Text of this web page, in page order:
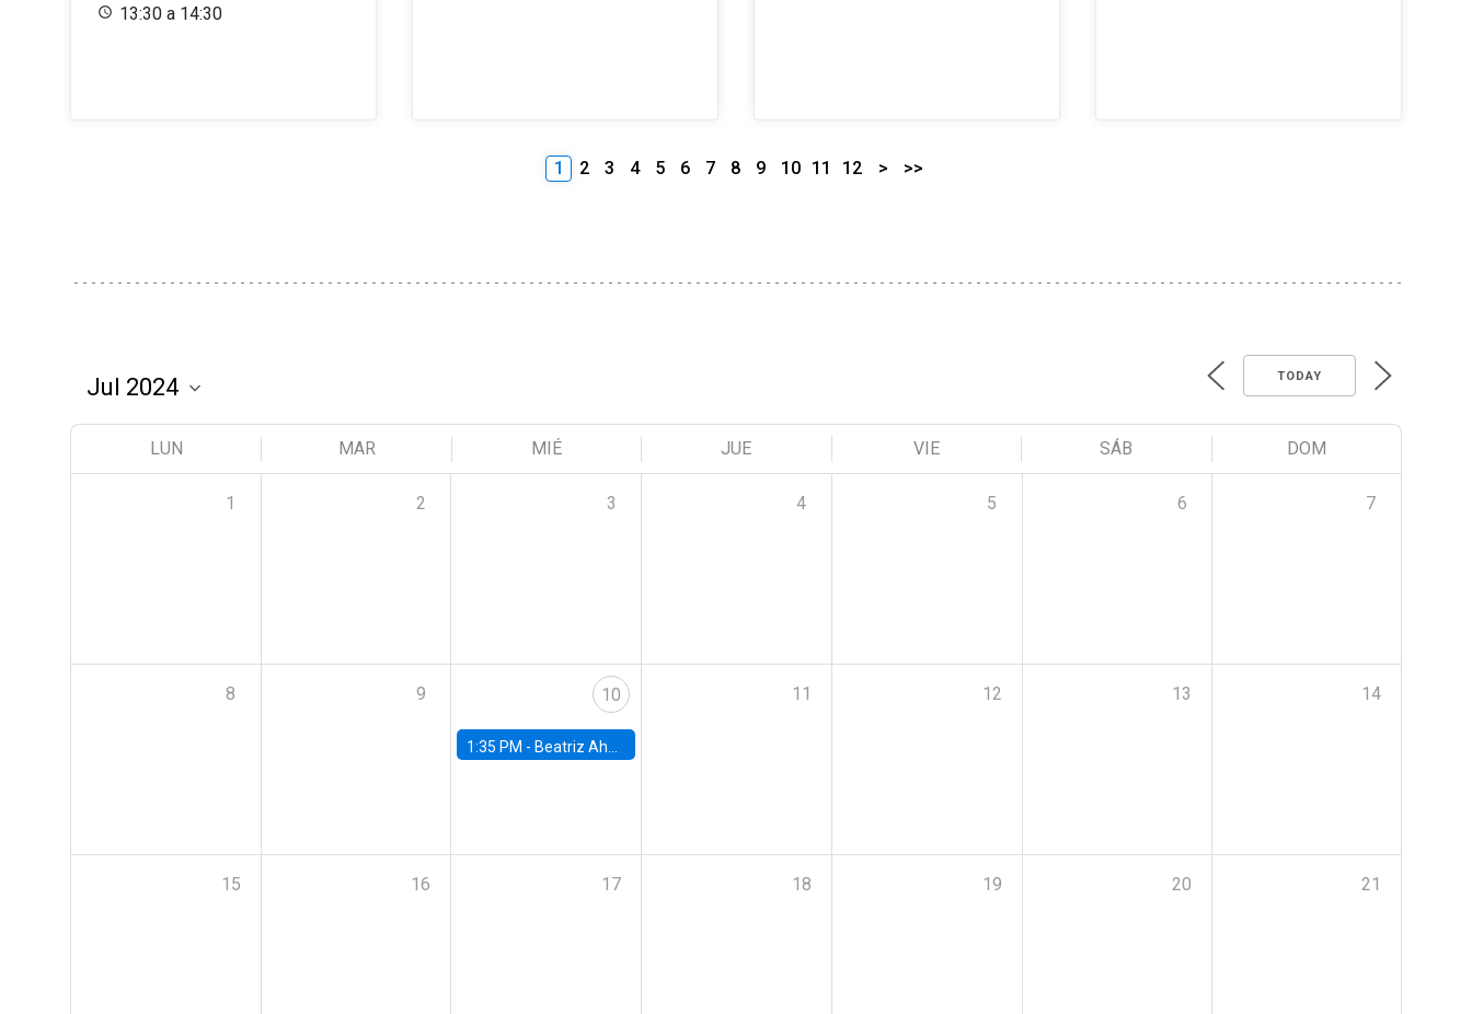
13:30 a 14:30
1 2 3 4 5 6 7 8 9 10 11 12 > >>
TODAY
LUN MAR MIÉ JUE VIE SÁB DOM
1 2 3 4 5 6 7
8 9 10
1:35 PM - Beatriz Ahumada, PhD candidate, Universidad de Pittsburgh
11 12 13 14
15 16 17 18 19 20 21